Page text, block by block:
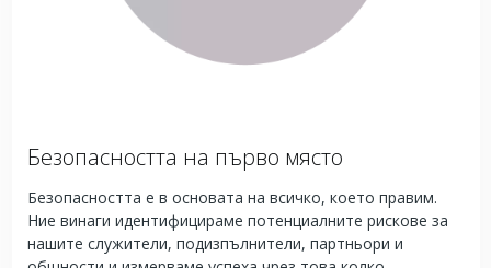
Безопасността на първо място
Безопасността е в основата на всичко, което правим.
Ние винаги идентифицираме потенциалните рискове за
нашите служители, подизпълнители, партньори и